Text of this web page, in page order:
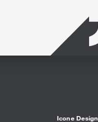
Icone Design